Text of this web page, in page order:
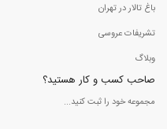
باغ تالار در تهران
تشریفات عروسی
وبلاگ
صاحب کسب و کار هستید؟
مجموعه خود را ثبت کنید...